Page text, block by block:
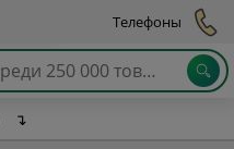
Телефоны
↴